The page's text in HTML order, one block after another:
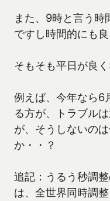
また、9時と言う
ですし時間的にも
そもそも平日が良く
例えば、今年なら6
る方が、トラブル
が、そうしないの
か・・？
追記：うるう秒調
は、全世界同時調